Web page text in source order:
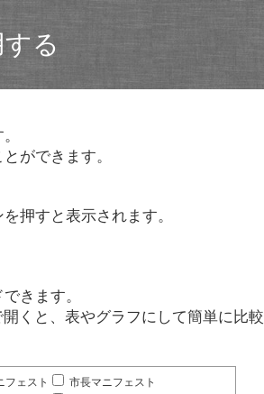
る
ができます。
押すと表示されます。
きます。
くと、表やグラフにして簡単に比較
フェスト
市長マニフェスト